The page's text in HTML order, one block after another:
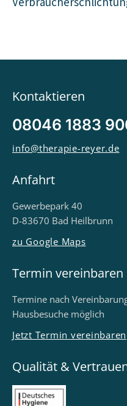
Kontaktieren
08046 1883
info@therapie-reyer.de
Anfahrt
Gewerbepark 40
D-83670 Bad Heilbrunn
zu Google Maps
Termin vereinbaren
Termine nach
Hausbesuche möglich
Jetzt Termin vereinbaren
Qualität &